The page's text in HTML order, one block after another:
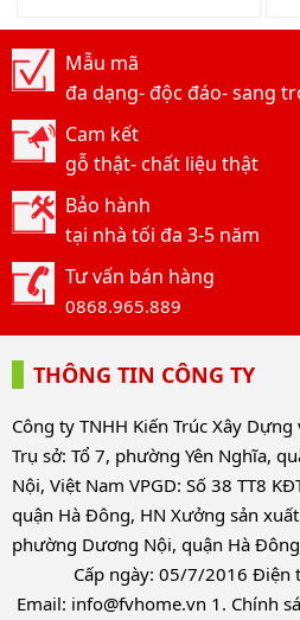
Mẫu mã
đa dạng- độc đáo- sang
Cam kết
gỗ thật- chất liệu thật
Bảo hành
tại nhà tối đa 3-5 năm
Tư vấn bán hàng
0868.965.889
THÔNG TIN CÔNG TY
Công ty TNHH Kiến Trúc Xây
Trụ sở: Tổ 7, phường Yên Nghĩa,
Nội, Việt Nam VPGD: Số 38 TT8
quận Hà Đông, HN Xưởng sản
phường Dương Nội, quận Hà
Cấp ngày: 05/7/2016 Điện
Email: info@fvhome.vn 1. Chính